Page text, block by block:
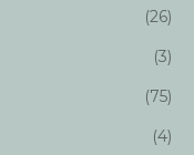
(26)
(3)
(75)
(4)